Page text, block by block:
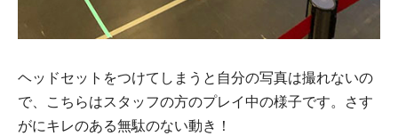
ヘッドセットをつけてしまうと自分の写真は撮れないの
で、こちらはスタッフの方のプレイ中の様子です。さす
がにキレのある無駄のない動き！